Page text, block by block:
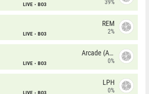
LIVE BO3 39%
LIVE BO3
REM
2%
LIVE BO3
Arcade (AU)
0%
LIVE BO3
LPH
0%